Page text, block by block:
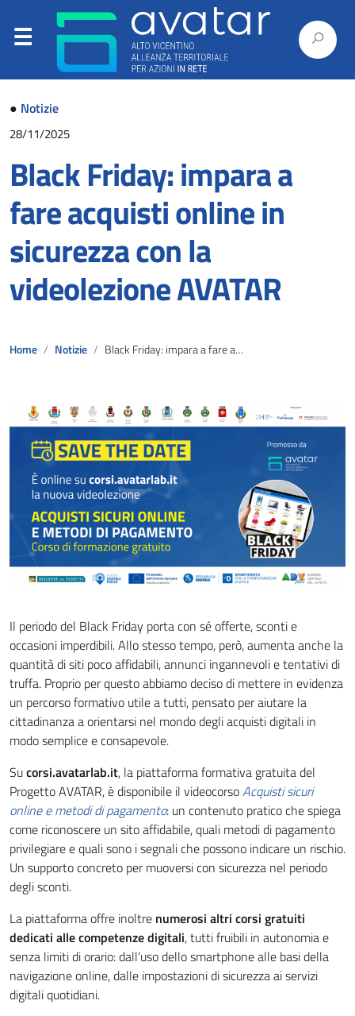
● Notizie
28/11/2025
Black Friday: impara a
fare acquisti online in
sicurezza con la
videolezione AVATAR
Home Notizie Black Friday: impara a fare acquisti online in sicurezza con la videolezione AVATAR
Il periodo del Black Friday porta con sé offerte, sconti e
occasioni imperdibili. Allo stesso tempo, però, aumenta anche la
quantità di siti poco affidabili, annunci ingannevoli e tentativi di
truffa. Proprio per questo abbiamo deciso di mettere in evidenza
un percorso formativo utile a tutti, pensato per aiutare la
cittadinanza a orientarsi nel mondo degli acquisti digitali in
modo semplice e consapevole.
Sucorsi.avatarlab.it, la piattaforma formativa gratuita del
Progetto AVATAR, è disponibile il videocorsoAcquisti sicuri
online e metodi di pagamento: un contenuto pratico che spiega
come riconoscere un sito affidabile, quali metodi di pagamento
privilegiare e quali sono i segnali che possono indicare un rischio.
Un supporto concreto per muoversi con sicurezza nel periodo
degli sconti.
La piattaforma offre inoltre numerosi altri corsi gratuiti
dedicati alle competenze digitali, tutti fruibili in autonomia e
senza limiti di orario: dall’uso dello smartphone alle basi della
navigazione online, dalle impostazioni di sicurezza ai servizi
digitali quotidiani.